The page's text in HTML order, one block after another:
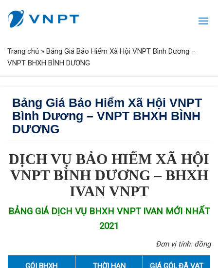
Trang chủ » Bảng Giá Bảo Hiểm Xã Hội VNPT Bình Dương –
VNPT BHXH BÌNH DƯƠNG
Bảng Giá Bảo Hiểm Xã Hội VNPT
Bình Dương – VNPT BHXH BÌNH
DƯƠNG
DỊCH VỤ BẢO HIỂM XÃ HỘI
VNPT BÌNH DƯƠNG – BHXH
IVAN VNPT
BẢNG GIÁ DỊCH VỤ BHXH VNPT IVAN MỚI NHẤT
2021
Đơn vị tính: đồng
GÓI BHXH THỜI HẠN GIÁ GÓI, ĐÃ VAT